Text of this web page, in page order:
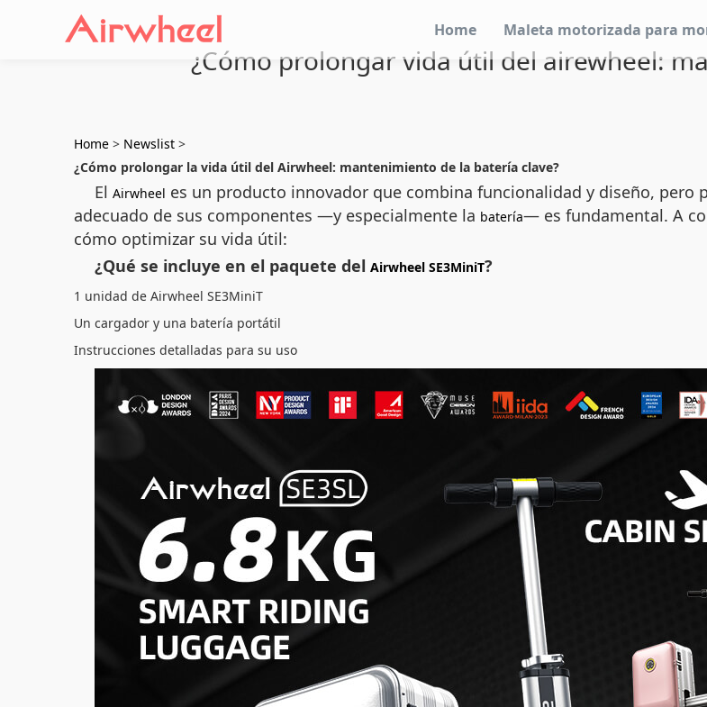
Home Maleta motorizada para
¿Cómo prolongar vida útil del airewheel:
Home > Newslist >
¿Cómo prolongar la vida útil del Airwheel: mantenimiento de la batería clave?
El Airwheel es un producto innovador que combina funcionalidad y diseño,
adecuado de sus componentes —y especialmente la batería— es fundamental. A
cómo optimizar su vida útil:
¿Qué se incluye en el paquete del Airwheel SE3MiniT?
1 unidad de Airwheel SE3MiniT
Un cargador y una batería portátil
Instrucciones detalladas para su uso